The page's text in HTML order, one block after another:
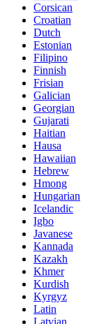
Corsican
Croatian
Dutch
Estonian
Filipino
Finnish
Frisian
Galician
Georgian
Gujarati
Haitian
Hausa
Hawaiian
Hebrew
Hmong
Hungarian
Icelandic
Igbo
Javanese
Kannada
Kazakh
Khmer
Kurdish
Kyrgyz
Latin